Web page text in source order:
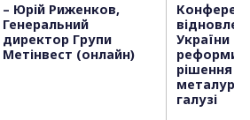
– Юрій Риженков,
Генеральний
директор Групи
Метінвест (онлайн)
України в
реформи
рішення
галузі